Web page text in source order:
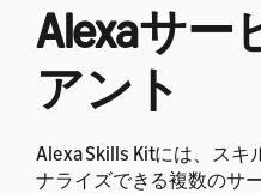
Alexaサー
アント
Alexa Skills Kitには、ス
ナライズできる複数のサ